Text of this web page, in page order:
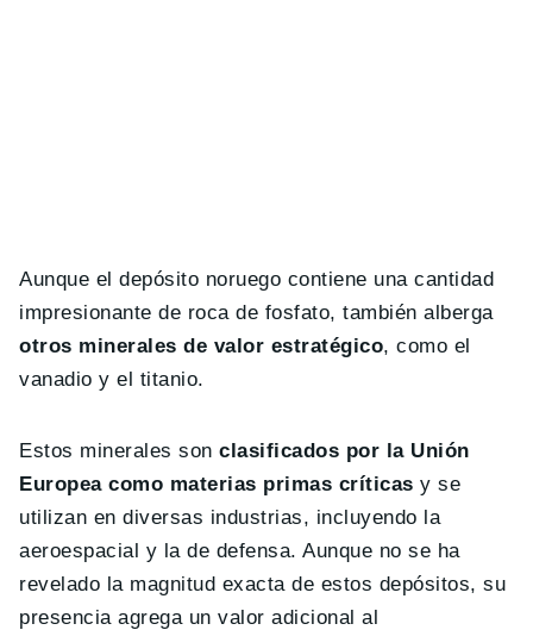
Aunque el depósito noruego contiene una cantidad
impresionante de roca de fosfato, también alberga
otros minerales de valor estratégico, como el
vanadio y el titanio.
Estos minerales sonclasificados por la Unión
Europea como materias primas críticas y se
utilizan en diversas industrias, incluyendo la
aeroespacial y la de defensa. Aunque no se ha
revelado la magnitud exacta de estos depósitos, su
presencia agrega un valor adicional al